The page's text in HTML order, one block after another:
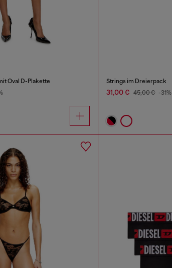
Oval D-Plakette Strings im Dreierpack
31,00 € 45,00 € -31%